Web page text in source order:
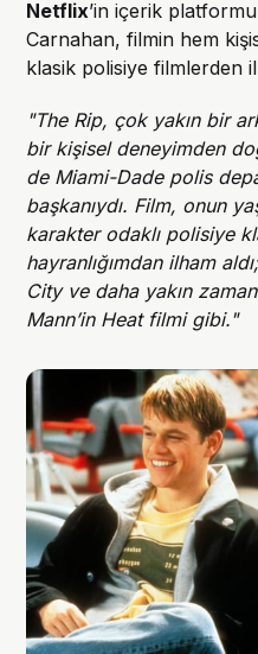
Netflix’in içerik
Carnahan, filmin hem
klasik polisiye filmlerden
"The Rip, çok yakın bir
bir kişisel deneyimden
de Miami-Dade polis
başkanıydı. Film, onun
karakter odaklı polisiye
hayranlığımdan ilham
City ve daha yakın
Mann’in Heat filmi gibi."